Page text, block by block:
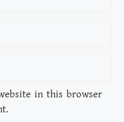
in this browser